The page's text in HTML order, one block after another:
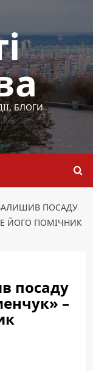
БЛОГИ
ПОСАДУ
ЙОГО ПОМІЧНИК
посаду
–